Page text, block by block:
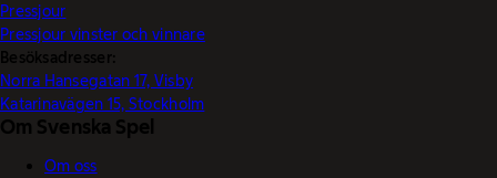
Pressjour
Pressjour vinster och vinnare
Besöksadresser:
Norra Hansegatan 17, Visby
Katarinavägen 15, Stockholm
Om Svenska Spel
Om oss